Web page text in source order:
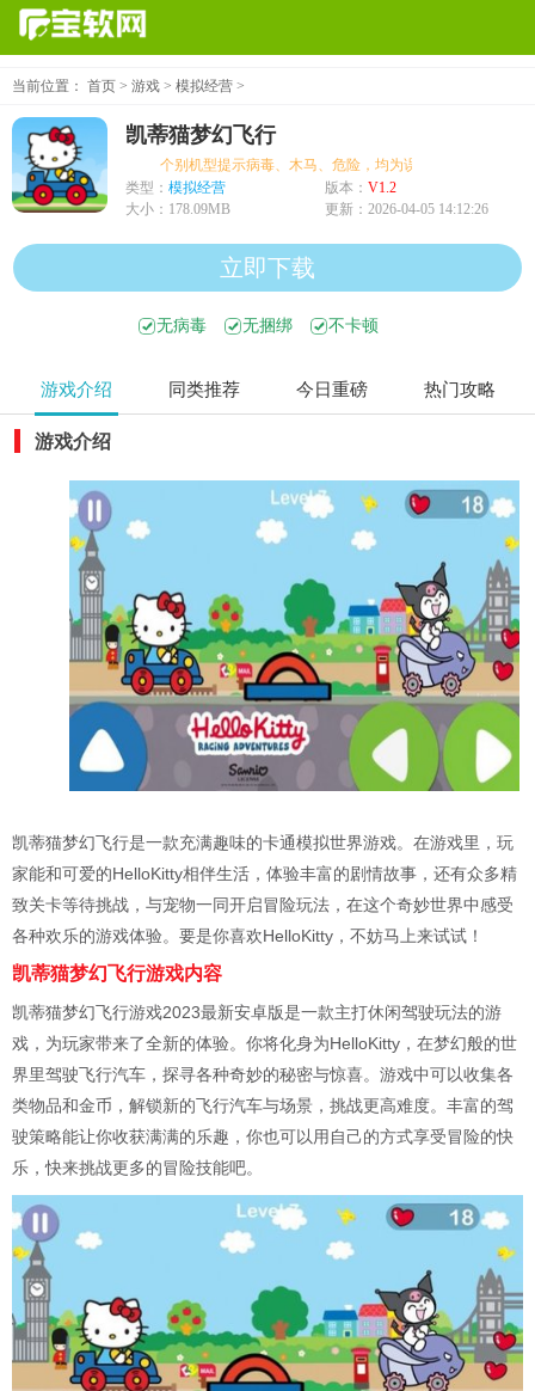
当前位置： 首页 > 游戏 > 模拟经营 >
凯蒂猫梦幻飞行
个别机型提示病毒、木马、危险，均为误报可放心下载
类型： 模拟经营 版本： V1.2
大小： 178.09MB 更新： 2026-04-05 14:12:26
立即下载
无病毒 无捆绑 不卡顿
游戏介绍 同类推荐 今日重磅 热门攻略
游戏介绍
凯蒂猫梦幻飞行是一款充满趣味的卡通模拟世界游戏。在游戏里，玩
家能和可爱的HelloKitty相伴生活，体验丰富的剧情故事，还有众多精
致关卡等待挑战，与宠物一同开启冒险玩法，在这个奇妙世界中感受
各种欢乐的游戏体验。要是你喜欢HelloKitty，不妨马上来试试！
凯蒂猫梦幻飞行游戏内容
凯蒂猫梦幻飞行游戏2023最新安卓版是一款主打休闲驾驶玩法的游
戏，为玩家带来了全新的体验。你将化身为HelloKitty，在梦幻般的世
界里驾驶飞行汽车，探寻各种奇妙的秘密与惊喜。游戏中可以收集各
类物品和金币，解锁新的飞行汽车与场景，挑战更高难度。丰富的驾
驶策略能让你收获满满的乐趣，你也可以用自己的方式享受冒险的快
乐，快来挑战更多的冒险技能吧。